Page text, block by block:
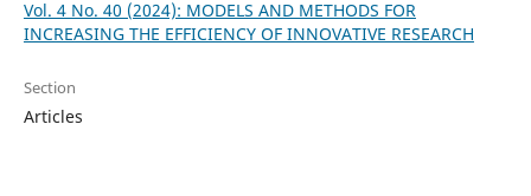
Vol. 4 No. 40 (2024): MODELS AND METHODS FOR
INCREASING THE EFFICIENCY OF INNOVATIVE RESEARCH
Section
Articles